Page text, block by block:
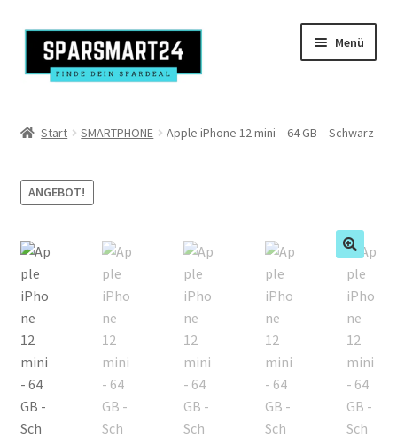
Zur
Navigation
springen
Zum
Inhalt
springen
Menü
Mein Konto
Start SMARTPHONE Apple iPhone 12 mini – 64 GB – Schwarz
ANGEBOT!